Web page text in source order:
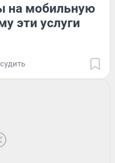
на мобильную
эти услуги